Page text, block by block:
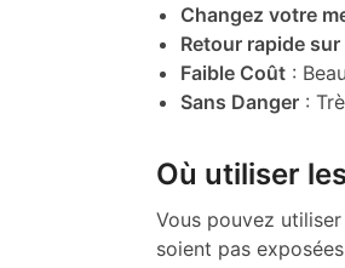
Changez votre
Retour rapide
Faible Coût:
Sans Danger:
Où utiliser
Vous pouvez
soient pas